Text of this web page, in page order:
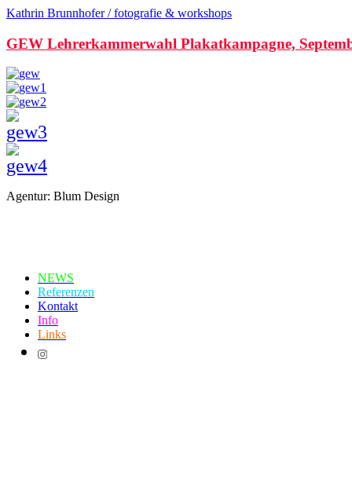
Kathrin Brunnhofer / fotografie & workshops
GEW Lehrerkammerwahl Plakatkampagne,
Agentur: Blum Design
NEWS
Referenzen
Kontakt
Info
Links